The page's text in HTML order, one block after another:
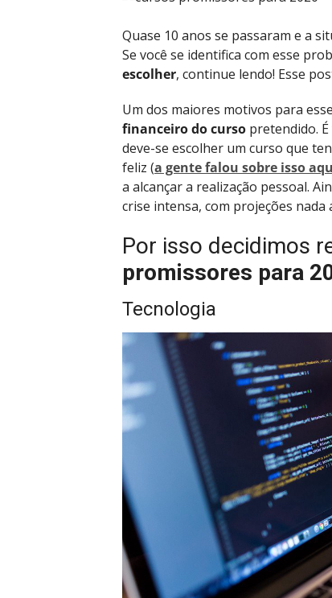
Quase 10 anos se passaram e a
Se você se identifica com esse
escolher, continue lendo! Esse
Um dos maiores motivos para
financeiro do curso pretendido.
deve-se escolher um curso que
feliz (a gente falou sobre isso
a alcançar a realização pessoal.
crise intensa, com projeções
Por isso decidimos
promissores para
Tecnologia